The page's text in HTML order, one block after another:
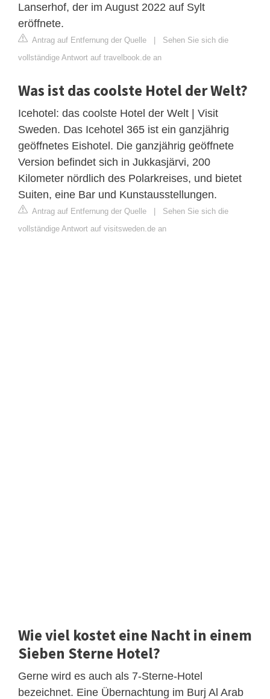
Lanserhof, der im August 2022 auf Sylt
eröffnete.
Antrag auf Entfernung der Quelle | Sehen Sie sich die
vollständige Antwort auf travelbook.de an
Was ist das coolste Hotel der Welt?
Icehotel: das coolste Hotel der Welt | Visit
Sweden. Das Icehotel 365 ist ein ganzjährig
geöffnetes Eishotel. Die ganzjährig geöffnete
Version befindet sich in Jukkasjärvi, 200
Kilometer nördlich des Polarkreises, und bietet
Suiten, eine Bar und Kunstausstellungen.
Antrag auf Entfernung der Quelle | Sehen Sie sich die
vollständige Antwort auf visitsweden.de an
Wie viel kostet eine Nacht in einem
Sieben Sterne Hotel?
Gerne wird es auch als 7-Sterne-Hotel
bezeichnet. Eine Übernachtung im Burj Al Arab